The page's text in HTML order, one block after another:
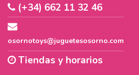
(+34) 662 11 32 46
osornotoys@juguetesosorno.com
Tiendas y horarios